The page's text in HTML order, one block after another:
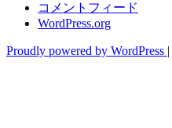
コメントフィード
WordPress.org
Proudly powered by WordPress |